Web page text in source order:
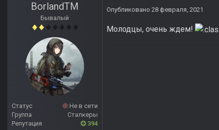
BorlandTM
Бывалый
Статус
Не в сети
Группа
Сталкеры
Репутация
394
Опубликовано 28 февраля, 2021
Молодцы, очень ждем!